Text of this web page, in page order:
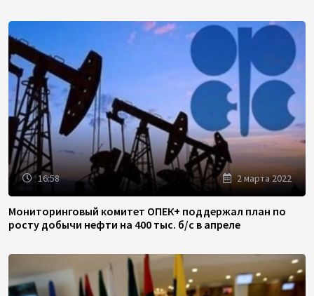
16:58 2 марта 2022
Мониторинговый комитет ОПЕК+ поддержал план по
росту добычи нефти на 400 тыс. б/с в апреле